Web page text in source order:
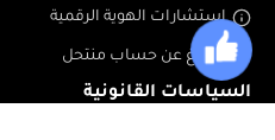
إستشارات الهوية الرقمية
الابلاغ عن حساب منتحل
السياسات القانونية